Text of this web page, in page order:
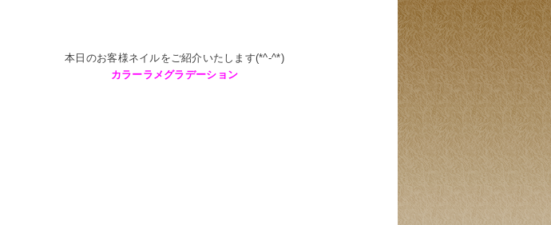
本日のお客様ネイルをご紹介いたします(*^-^*)
カラーラメグラデーション